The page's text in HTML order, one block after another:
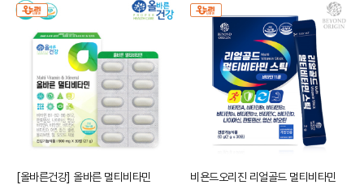
[올바른건강] 올바른 멀티비타민
비욘드오리진 리얼골드 멀티비타민